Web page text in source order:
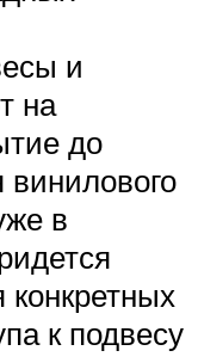
и
на
до
в
конкретных
к подвесу